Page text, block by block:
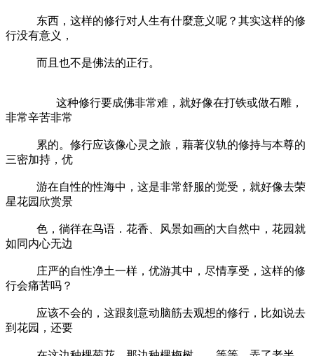
东西，这样的修行对人生有什麼意义呢？其实这样的修
行没有意义，
而且也不是佛法的正行。
这种修行要成佛非常难，就好像在打铁或做石雕，
非常辛苦非常
累的。修行应该像心灵之旅，藉著仪轨的修持与本尊的
三密加持，优
游在自性的性海中，这是非常舒服的觉受，就好像去荣
星花园欣赏景
色，徜徉在鸟语．花香、风景如画的大自然中，花园就
如同内心无边
庄严的自性净土一样，优游其中，尽情享受，这样的修
行会痛苦吗？
应该不会的，这跟刻意动脑筋去观想的修行，比如说去
到花园，还要